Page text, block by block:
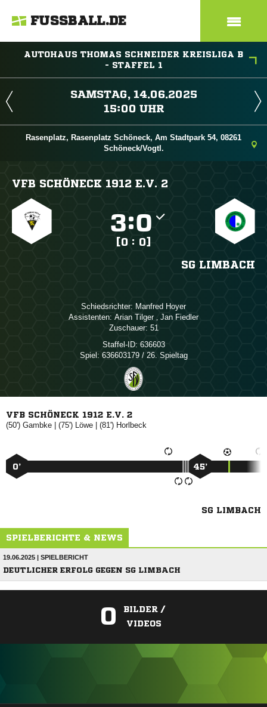
FUSSBALL.DE
AUTOHAUS THOMAS SCHNEIDER KREISLIGA B
- STAFFEL 1
 
 
Rasenplatz, Rasenplatz Schöneck, Am Stadtpark 54, 08261
Schöneck/Vogtl.
VFB SCHÖNECK 1912 E.V. 2
:
[0 : 0]
SG LIMBACH
Schiedsrichter:  
Assistenten:   ,  
Zuschauer: 51
Staffel-ID: 636603
Spiel: 636603179 / 26. Spieltag
VFB SCHÖNECK 1912 E.V. 2
(50')  | (75')  | (81') 
0’ 45’
SG LIMBACH
SPIELBERICHTE & NEWS
19.06.2025 | SPIELBERICHT
DEUTLICHER ERFOLG GEGEN SG LIMBACH
0
BILDER /
VIDEOS